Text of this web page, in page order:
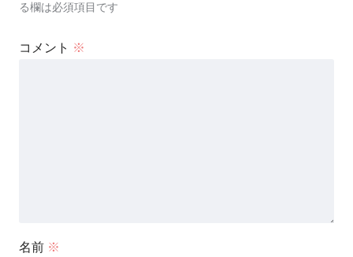
る欄は必須項目です
コメント ※
名前 ※